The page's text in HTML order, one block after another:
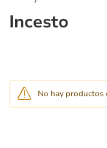
Incesto
No hay productos